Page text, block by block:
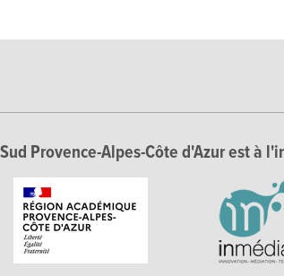
Sud Provence-Alpes-Côte d'Azur est à